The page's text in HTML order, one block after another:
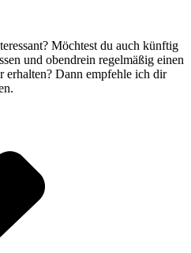
Möchtest du auch künftig
und obendrein regelmäßig einen
Dann empfehle ich dir